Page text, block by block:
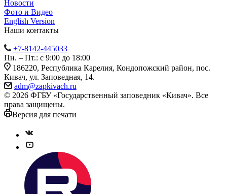
Новости
Фото и Видео
English Version
Наши контакты
+7-8142-445033
Пн. – Пт.: с 9:00 до 18:00
186220, Республика Карелия, Кондопожский район, пос.
Кивач, ул. Заповедная, 14.
adm@zapkivach.ru
© 2026 ФГБУ «Государственный заповедник «Кивач». Все
права защищены.
Версия для печати